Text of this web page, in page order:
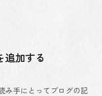
追加する
み手にとってブログの記